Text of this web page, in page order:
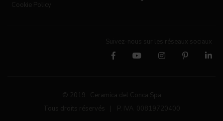
Cookie Policy
Suivez-nous sur les réseaux sociaux
© 2019 Ceramica del Conca Spa
Tous droits réservés
P. IVA 00819720400